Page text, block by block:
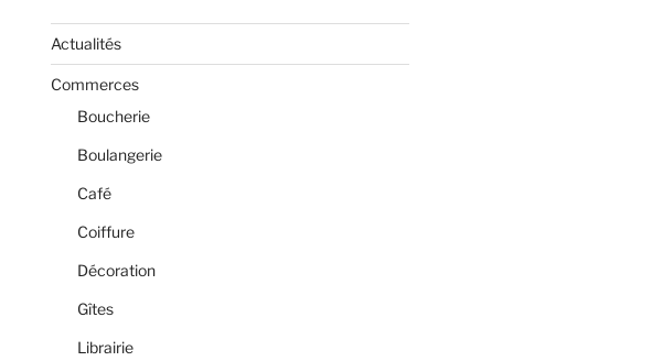
Actualités
Commerces
Boucherie
Boulangerie
Café
Coiffure
Décoration
Gîtes
Librairie